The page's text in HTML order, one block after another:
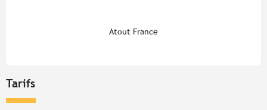
Atout France
Tarifs